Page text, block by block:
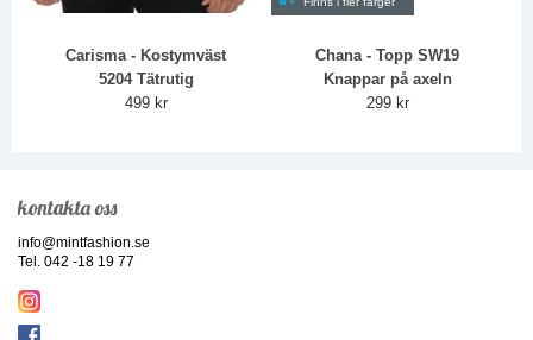
Carisma - Kostymväst
5204 Tätrutig
499 kr
Chana - Topp SW19
Knappar på axeln
299 kr
kontakta oss
info@mintfashion.se
Tel. 042 -18 19 77